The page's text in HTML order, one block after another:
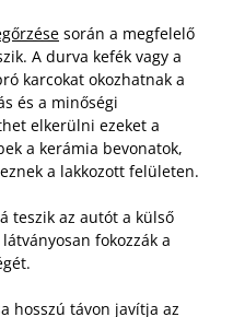
során a megfelelő
A durva kefék vagy a
karcokat okozhatnak a
és a minőségi
elkerülni ezeket a
a kerámia bevonatok,
a lakkozott felületen.
teszik az autót a külső
fokozzák a
hosszú távon javítja az